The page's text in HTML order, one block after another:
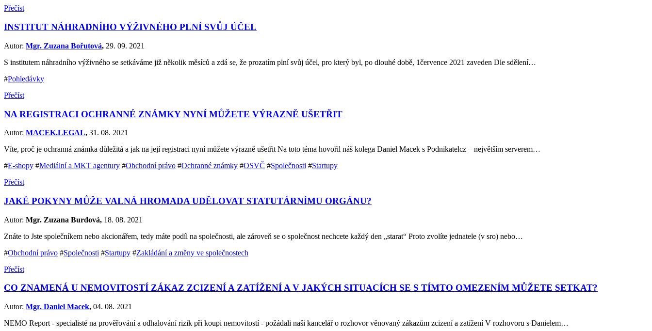
Přečíst
INSTITUT NÁHRADNÍHO VÝŽIVNÉHO PLNÍ SVŮJ ÚČEL
Autor: Mgr. Zuzana Bořutová, 29. 09. 2021
S institutem náhradního výživného se setkáváme již několik měsíců a zdá se, že prozatím plní svůj účel, pro který byl, po dlouhé době, 1července 2021 zaveden Dle sdělení…
#Pohledávky
Přečíst
NA REGISTRACI OCHRANNÉ ZNÁMKY NYNÍ MŮŽETE VÝRAZNĚ UŠETŘIT
Autor: MACEK.LEGAL, 31. 08. 2021
Víte, proč je ochranná známka důležitá a jak na její registraci nyní můžete výrazně ušetřit Na toto téma hovořil náš kolega Daniel Macek s Podnikatelcz – největším serverem…
#E-shopy #Mediální a MKT agentury #Obchodní právo #Ochranné známky #OSVČ #Společnosti #Startupy
Přečíst
JAKÉ POKYNY MŮŽE VALNÁ HROMADA UDĚLOVAT STATUTÁRNÍMU ORGÁNU?
Autor: Mgr. Zuzana Burdová, 18. 08. 2021
Znáte to Jste společníkem nebo akcionářem, tedy máte podíl na společnosti, ale zároveň se o společnost nechcete každý den „starat“ Proto zvolíte jednatele (v sro) nebo…
#Obchodní právo #Společnosti #Startupy #Zakládání a změny ve společnostech
Přečíst
CO ZNAMENÁ U NEMOVITOSTÍ ZÁKAZ ZCIZENÍ A ZATÍŽENÍ A V JAKÝCH SITUACÍCH SE S TÍMTO OMEZENÍM MŮŽETE SETKAT?
Autor: Mgr. Daniel Macek, 04. 08. 2021
NEMO Report - specialisté na prověřování a odhalování rizik při koupi nemovitostí - požádali naši kancelář o rozhovor věnovaný zákazům zcizení a zatížení V rozhovoru s Danielem…